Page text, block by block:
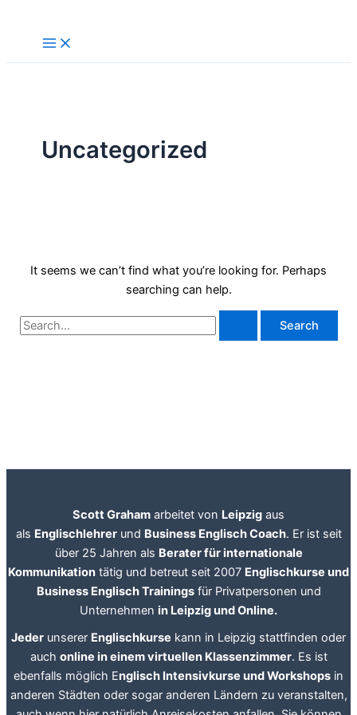
Uncategorized
It seems we can’t find what you’re looking for. Perhaps
searching can help.
Search
for:
Scott Graham arbeitet von Leipzig aus
als Englischlehrerund Business Englisch Coach. Er ist seit
über 25 Jahren als Berater für internationale
Kommunikation tätig und betreut seit 2007 Englischkurse und
Business Englisch Trainingsfür Privatpersonen und
Unternehmen in Leipzig und Online.
Jeder unserer Englischkurse kann in Leipzig stattfinden oder
auch online in einem virtuellen Klassenzimmer. Es ist
ebenfalls möglich Englisch Intensivkurse und Workshops in
anderen Städten oder sogar anderen Ländern zu veranstalten,